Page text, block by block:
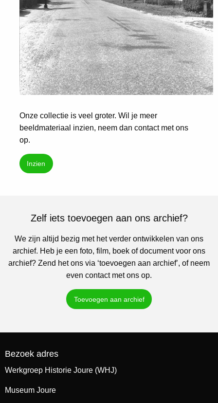
Onze collectie is veel groter. Wil je meer
beeldmateriaal inzien, neem dan contact met ons
op.
Inzien
Zelf iets toevoegen aan ons archief?
We zijn altijd bezig met het verder ontwikkelen van ons
archief. Heb je een foto, film, boek of document voor ons
archief? Zend het ons via ‘toevoegen aan archief’, of neem
even contact met ons op.
Toevoegen aan archief
Bezoek adres
Werkgroep Historie Joure (WHJ)
Museum Joure